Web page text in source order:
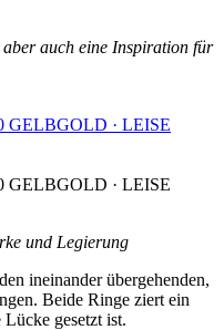
auch eine Inspiration für
GELBGOLD · LEISE
GELBGOLD · LEISE
und Legierung
ineinander übergehenden,
Beide Ringe ziert ein
gesetzt ist.